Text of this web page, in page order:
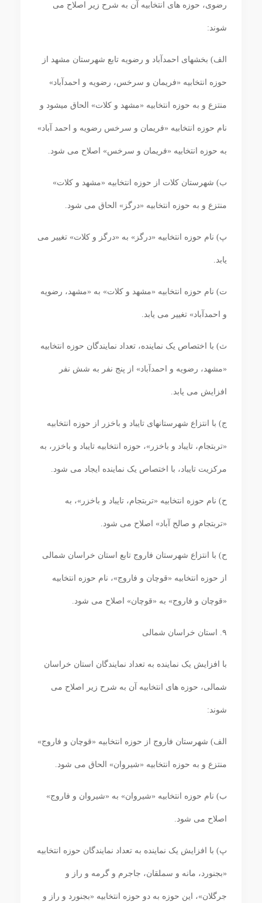
رضوی، حوزه ‏های انتخابیه آن به شرح زیر اصلاح می‏
شوند:
الف) بخش‏های احمدآباد و رضویه تابع شهرستان مشهد از
حوزه انتخابیه «فریمان و سرخس، رضویه و احمدآباد»
منتزع و به حوزه انتخابیه «مشهد و کلات» الحاق می‏شود و
نام حوزه انتخابیه «فریمان و سرخس رضویه و احمد آباد»
به حوزه انتخابیه «فریمان و سرخس» اصلاح می شود.
ب) شهرستان کلات از حوزه انتخابیه «مشهد و کلات»
منتزع و به حوزه انتخابیه «درگز» الحاق می ‏شود.
پ) نام حوزه انتخابیه «درگز» به «درگز و کلات» تغییر می‏
یابد.
ت) نام حوزه انتخابیه «مشهد و کلات» به «مشهد، رضویه
و احمدآباد» تغییر می ‏یابد.
ث) با اختصاص یک نماینده، تعداد نمایندگان حوزه انتخابیه
«مشهد، رضویه و احمدآباد» از پنج نفر به شش نفر
افزایش می‏ یابد.
ج) با انتزاع شهرستان‏های تایباد و باخزر از حوزه انتخابیه
«تربت‏جام، تایباد و باخزر»، حوزه انتخابیه تایباد و باخزر، به
مرکزیت تایباد، با اختصاص یک نماینده ایجاد می‏ شود.
ح) نام حوزه انتخابیه «تربت‏جام، تایباد و باخزر»، به
«تربت‏جام و صالح آباد» اصلاح می‏ شود.
ح) با انتزاع شهرستان فاروج تابع استان خراسان شمالی
از حوزه انتخابیه «قوچان و فاروج»، نام حوزه انتخابیه
«قوچان و فاروج» به «قوچان» اصلاح می‏ شود.
۹. استان خراسان شمالی
با افزایش یک نماینده به تعداد نمایندگان استان خراسان
شمالی، حوزه ‏های انتخابیه آن به شرح زیر اصلاح می‏
شوند:
الف) شهرستان فاروج از حوزه انتخابیه «قوچان و فاروج»
منتزع و به حوزه انتخابیه «شیروان» الحاق می‏ شود.
ب) نام حوزه انتخابیه «شیروان» به «شیروان و فاروج»
اصلاح می‏ شود.
پ) با افزایش یک نماینده به تعداد نمایندگان حوزه انتخابیه
«بجنورد، مانه و سملقان، جاجرم و گرمه و راز و
جرگلان»، این حوزه به دو حوزه انتخابیه «بجنورد و راز و